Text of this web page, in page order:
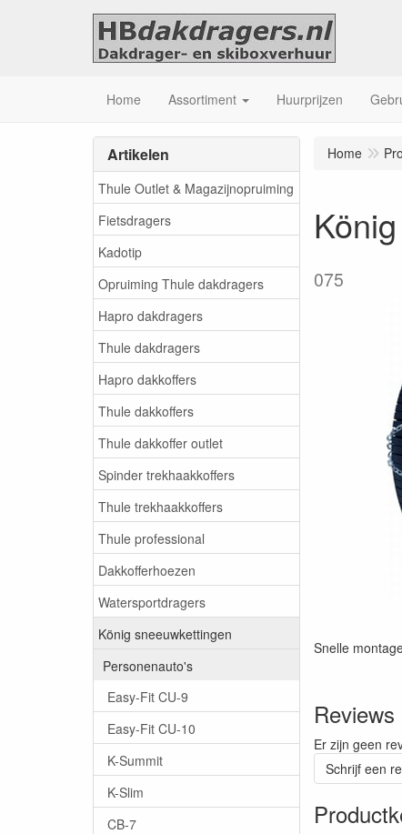
Home Assortiment Huurprijzen
Artikelen
Thule Outlet & Magazijnopruiming
Fietsdragers
Kadotip
Opruiming Thule dakdragers
Hapro dakdragers
Thule dakdragers
Hapro dakkoffers
Thule dakkoffers
Thule dakkoffer outlet
Spinder trekhaakkoffers
Thule trekhaakkoffers
Thule professional
Dakkofferhoezen
Watersportdragers
König sneeuwkettingen
Personenauto's
Easy-Fit CU-9
Easy-Fit CU-10
K-Summit
K-Slim
CB-7
Home
075
Snelle
Reviews
Er zijn geen
Schrijf een